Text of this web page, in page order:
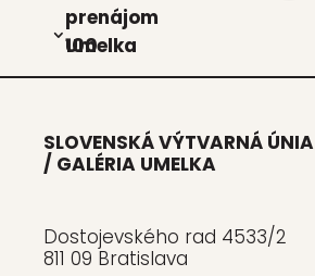
pre­ná­jom
Umel­ka 100
SLOVENSKÁ VÝTVARNÁ ÚNIA
/ GALÉRIA UMELKA
Dostojevského rad 4533/2
811 09 Bratislava